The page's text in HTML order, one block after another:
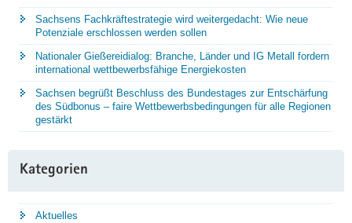
Sachsens Fachkräftestrategie wird weitergedacht: Wie neue
Potenziale erschlossen werden sollen
Nationaler Gießereidialog: Branche, Länder und IG Metall fordern
international wettbewerbsfähige Energiekosten
Sachsen begrüßt Beschluss des Bundestages zur Entschärfung
des Südbonus – faire Wettbewerbsbedingungen für alle Regionen
gestärkt
Kategorien
Aktuelles